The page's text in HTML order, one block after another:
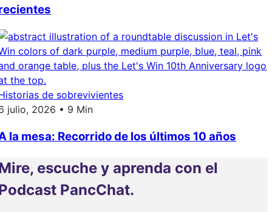
de sobrevivientes
julio, 2026 • 9 Min
la mesa: Recorrido de los últimos 10 años
escuche y aprenda con el
PancChat.